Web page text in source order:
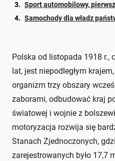
Sport automobilowy,
Samochody dla władz
Polska od listopada 1918 r.,
lat, jest niepodległym
organizm trzy obszary
zaborami, odbudować kraj
światowej i wojnie z
motoryzacja rozwija się
Stanach Zjednoczonych,
zarejestrowanych było 17,7